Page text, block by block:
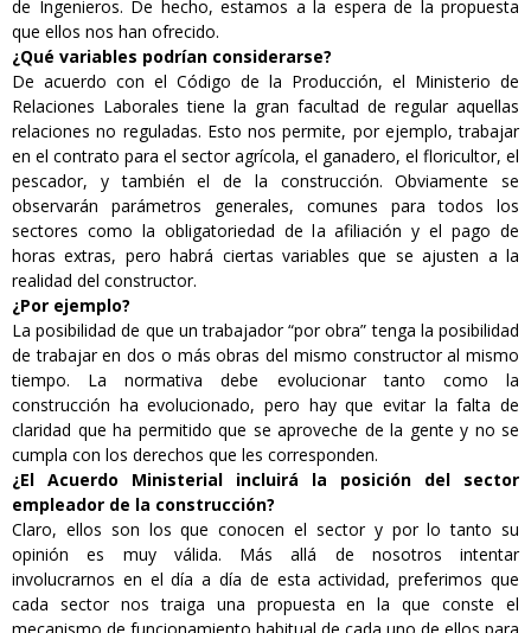
de Ingenieros. De hecho, estamos a la espera de la propuesta
que ellos nos han ofrecido.
¿Qué variables podrían considerarse?
De acuerdo con el Código de la Producción, el Ministerio de
Relaciones Laborales tiene la gran facultad de regular aquellas
relaciones no reguladas. Esto nos permite, por ejemplo, trabajar
en el contrato para el sector agrícola, el ganadero, el floricultor, el
pescador, y también el de la construcción. Obviamente se
observarán parámetros generales, comunes para todos los
sectores como la obligatoriedad de la afiliación y el pago de
horas extras, pero habrá ciertas variables que se ajusten a la
realidad del constructor.
¿Por ejemplo?
La posibilidad de que un trabajador “por obra” tenga la posibilidad
de trabajar en dos o más obras del mismo constructor al mismo
tiempo. La normativa debe evolucionar tanto como la
construcción ha evolucionado, pero hay que evitar la falta de
claridad que ha permitido que se aproveche de la gente y no se
cumpla con los derechos que les corresponden.
¿El Acuerdo Ministerial incluirá la posición del sector
empleador de la construcción?
Claro, ellos son los que conocen el sector y por lo tanto su
opinión es muy válida. Más allá de nosotros intentar
involucrarnos en el día a día de esta actividad, preferimos que
cada sector nos traiga una propuesta en la que conste el
mecanismo de funcionamiento habitual de cada uno de ellos para